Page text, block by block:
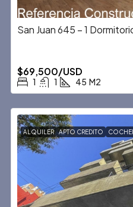
San Juan 645 – 1
$69,500/USD
1 1 45 M2
ALQUILER APTO CREDITO